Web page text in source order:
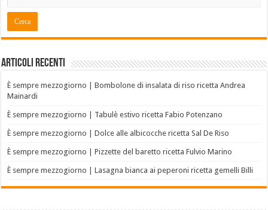
Articoli recenti
È sempre mezzogiorno | Bombolone di insalata di riso ricetta Andrea
Mainardi
È sempre mezzogiorno | Tabulè estivo ricetta Fabio Potenzano
È sempre mezzogiorno | Dolce alle albicocche ricetta Sal De Riso
È sempre mezzogiorno | Pizzette del baretto ricetta Fulvio Marino
È sempre mezzogiorno | Lasagna bianca ai peperoni ricetta gemelli Billi